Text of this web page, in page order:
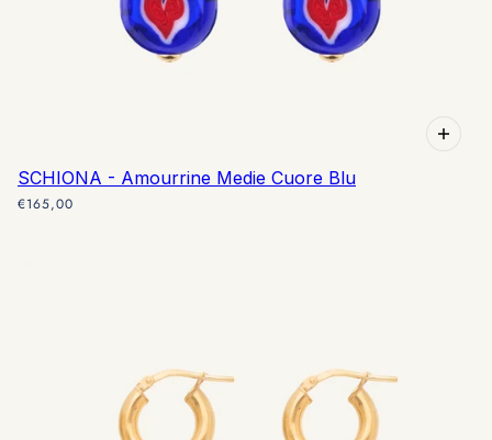
SCHIONA - Amourrine Medie Cuore Blu
€165,00